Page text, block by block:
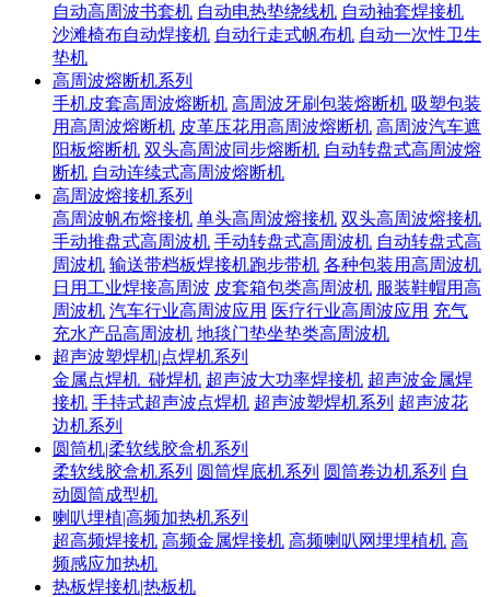
自动高周波书套机 自动电热垫绕线机 自动袖套焊接机
沙滩椅布自动焊接机 自动行走式帆布机 自动一次性卫生
垫机
高周波熔断机系列
手机皮套高周波熔断机 高周波牙刷包装熔断机 吸塑包装
用高周波熔断机 皮革压花用高周波熔断机 高周波汽车遮
阳板熔断机 双头高周波同步熔断机 自动转盘式高周波熔
断机 自动连续式高周波熔断机
高周波熔接机系列
高周波帆布熔接机 单头高周波熔接机 双头高周波熔接机
手动推盘式高周波机 手动转盘式高周波机 自动转盘式高
周波机 输送带档板焊接机跑步带机 各种包装用高周波机
日用工业焊接高周波 皮套箱包类高周波机 服装鞋帽用高
周波机 汽车行业高周波应用 医疗行业高周波应用 充气
充水产品高周波机 地毯门垫坐垫类高周波机
超声波塑焊机|点焊机系列
金属点焊机_碰焊机 超声波大功率焊接机 超声波金属焊
接机 手持式超声波点焊机 超声波塑焊机系列 超声波花
边机系列
圆筒机|柔软线胶盒机系列
柔软线胶盒机系列 圆筒焊底机系列 圆筒卷边机系列 自
动圆筒成型机
喇叭埋植|高频加热机系列
超高频焊接机 高频金属焊接机 高频喇叭网埋埋植机 高
频感应加热机
热板焊接机|热板机